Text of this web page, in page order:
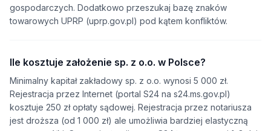
gospodarczych. Dodatkowo przeszukaj bazę znaków
towarowych UPRP (uprp.gov.pl) pod kątem konfliktów.
Ile kosztuje założenie sp. z o.o. w Polsce?
Minimalny kapitał zakładowy sp. z o.o. wynosi 5 000 zł.
Rejestracja przez Internet (portal S24 na s24.ms.gov.pl)
kosztuje 250 zł opłaty sądowej. Rejestracja przez notariusza
jest droższa (od 1 000 zł) ale umożliwia bardziej elastyczną